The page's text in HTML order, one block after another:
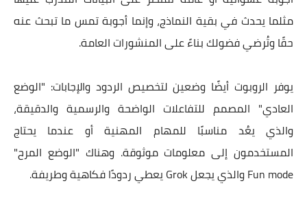
مثلما يحدث في بقية النماذج، وإنما أجوبة تمس ما تبحث عنه
حقًا وتُرضي فضولك بناءً على المنشورات العامة.
يوفر الروبوت أيضًا وضعين لتخصيص الردود والإجابات: "الوضع
العادي" المصمم للتفاعلات الواضحة والرسمية والدقيقة،
والذي يعُد مناسبًا للمهام المهنية أو عندما يحتاج
المستخدمون إلى معلومات موثوقة. وهناك "الوضع المرح"
Fun mode والذي يجعل Grok يعطي ردودًا فكاهية وطريفة.